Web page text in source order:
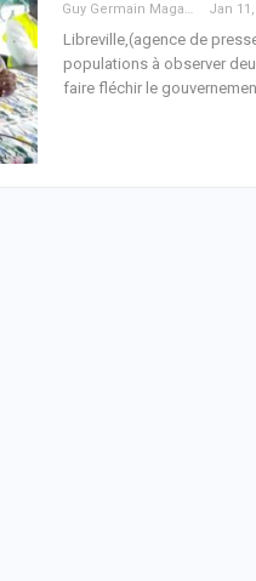
Guy Germain Maganga Nziengui Jan
Libreville,(agence de
populations à observer
faire fléchir le